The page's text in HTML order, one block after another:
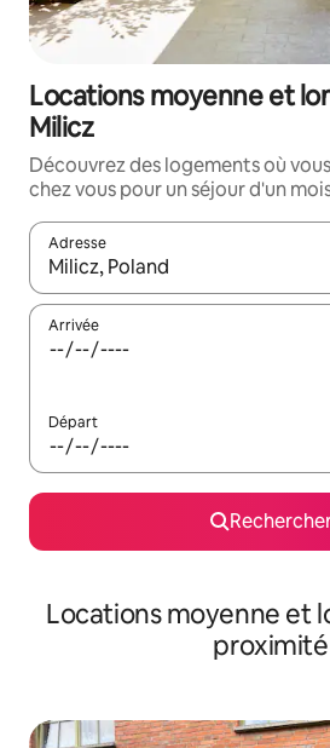
Locations moyenne et
Milicz
Découvrez des logements où
chez vous pour un séjour d'un
Adresse
Lorsque les résultats s'affichent,
Arrivée
Départ
Locations moyenne et
proximité